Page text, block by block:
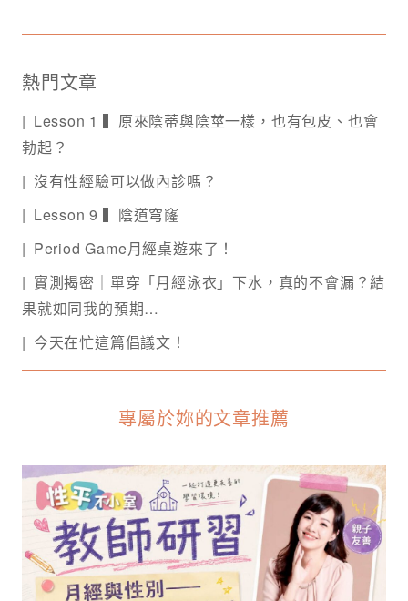
熱門文章
Lesson 1 ▍原來陰蒂與陰莖一樣，也有包皮、也會
勃起？
沒有性經驗可以做內診嗎？
Lesson 9 ▍陰道穹窿
Period Game月經桌遊來了！
實測揭密｜單穿「月經泳衣」下水，真的不會漏？結
果就如同我的預期…
今天在忙這篇倡議文！
專屬於妳的文章推薦